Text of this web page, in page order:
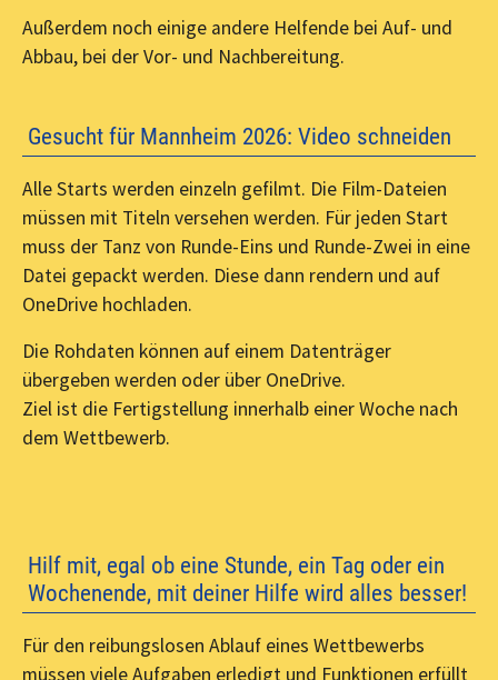
Außerdem noch einige andere Helfende bei Auf- und
Abbau, bei der Vor- und Nachbereitung.
Gesucht für Mannheim 2026: Video schneiden
Alle Starts werden einzeln gefilmt. Die Film-Dateien
müssen mit Titeln versehen werden. Für jeden Start
muss der Tanz von Runde-Eins und Runde-Zwei in eine
Datei gepackt werden. Diese dann rendern und auf
OneDrive hochladen.
Die Rohdaten können auf einem Datenträger
übergeben werden oder über OneDrive.
Ziel ist die Fertigstellung innerhalb einer Woche nach
dem Wettbewerb.
Hilf mit, egal ob eine Stunde, ein Tag oder ein
Wochenende, mit deiner Hilfe wird alles besser!
Für den reibungslosen Ablauf eines Wettbewerbs
müssen viele Aufgaben erledigt und Funktionen erfüllt